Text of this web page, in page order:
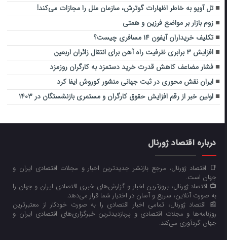
تل آویو به خاطر اظهارات گوترش، سازمان ملل را مجازات می‌کند!
زوم بازار بر مواضع فرزین و همتی
تکلیف خریداران آیفون ۱۴ مسافری چیست؟
افزایش ۳ برابری ظرفیت راه آهن برای انتقال زائران اربعین
فشار مضاعف کاهش قدرت خرید دستمزد به کارگران روزمزد
ایران نقش محوری در ثبت جهانی منشور کوروش ایفا کرد
اولین خبر از رقم افزایش حقوق کارگران و مستمری بازنشستگان در ۱۴۰۳
درباره اقتصاد ژورنال
📑 اقتصاد ژورنال، مرجع بازنشر جدیدترین اخبار و مجلات اقتصادی ایران و
جهان است.
📺 اقتصاد ژورنال، بروزترین اخبار و گزارش‌های خبری اقتصادی ایران و جهان را
به صورت آنلاین، سریع و آسان در اختیار شما قرار می‌‌دهد.
📰 اقتصاد ژورنال، تمامی اخبار اقتصادی را به صورت خودکار از معتبرترین
روزنامه‌ها و مجلات اقتصادی و پربازدیدترین خبرگزاری‌های اقتصادی ایران و
جهان گردآوری می‌کند.